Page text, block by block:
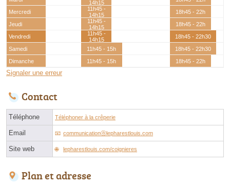
14h15
Mercredi
11h45 -
14h15
18h45 - 22h
Jeudi
11h45 -
14h15
18h45 - 22h
Vendredi
11h45 -
14h15
18h45 - 22h30
Samedi
11h45 - 15h
18h45 - 22h30
Dimanche
11h45 - 15h 18h45 - 22h
Signaler une erreur
Contact
Téléphone Téléphoner à la crêperie
Email communicationⓐlepharestlouis.com
Site web lepharestlouis.com/coignieres
Plan et adresse